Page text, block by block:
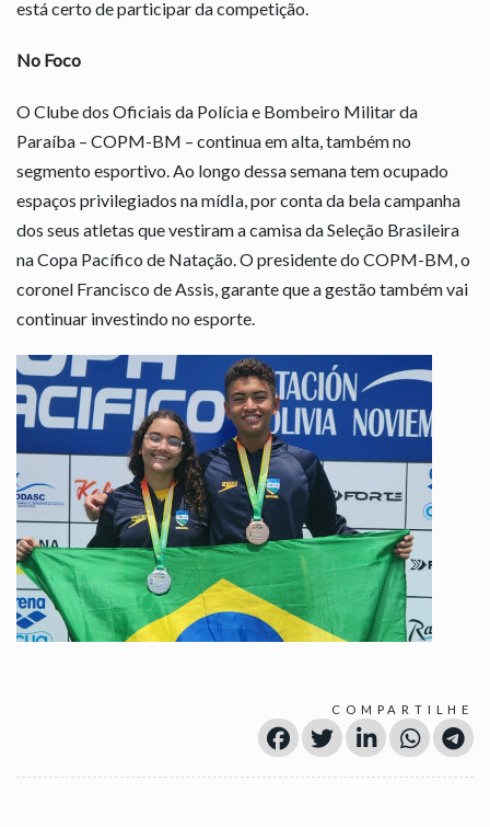
está certo de participar da competição.
No Foco
O Clube dos Oficiais da Polícia e Bombeiro Militar da
Paraíba – COPM-BM – continua em alta, também no
segmento esportivo. Ao longo dessa semana tem ocupado
espaços privilegiados na mídIa, por conta da bela campanha
dos seus atletas que vestiram a camisa da Seleção Brasileira
na Copa Pacífico de Natação. O presidente do COPM-BM, o
coronel Francisco de Assis, garante que a gestão também vai
continuar investindo no esporte.
COMPARTILHE